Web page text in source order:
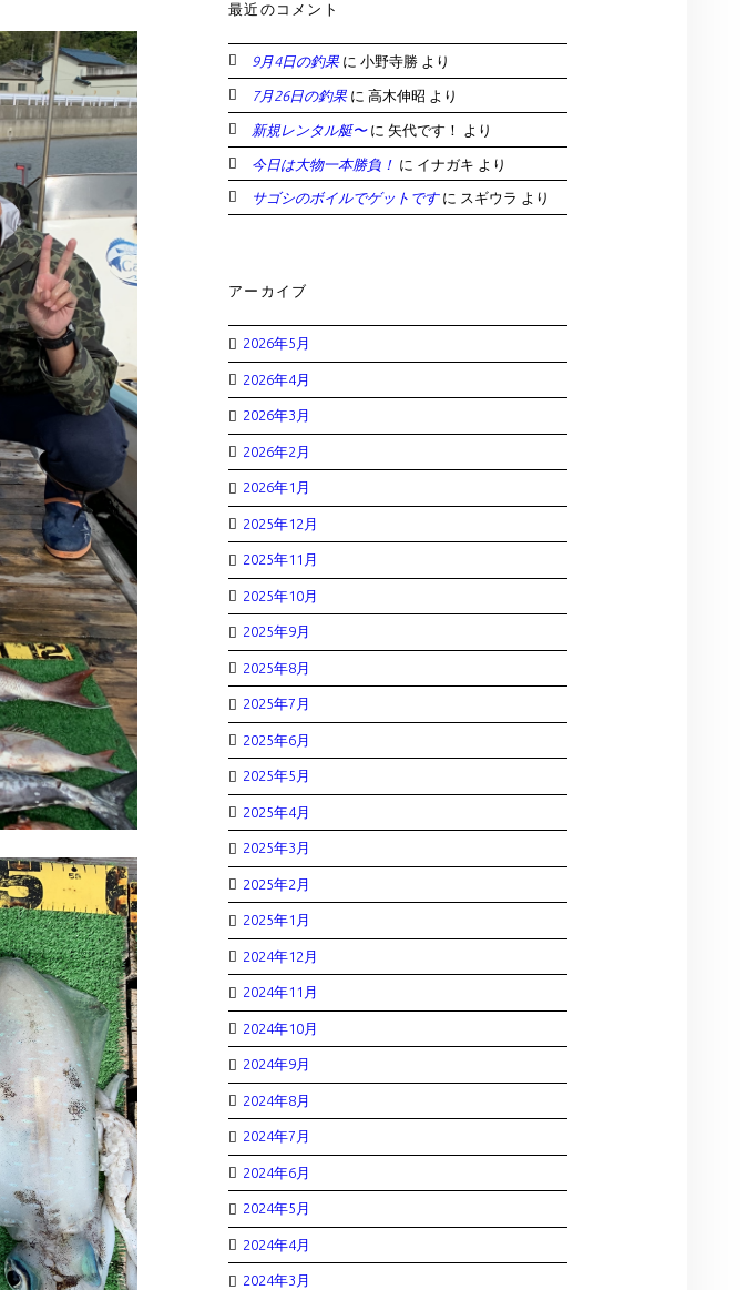
最近のコメント
9月4日の釣果に 小野寺勝より
7月26日の釣果に 高木伸昭 より
新規レンタル艇〜に 矢代です！ より
今日は大物一本勝負！ に イナガキ より
サゴシのボイルでゲットですに スギウラ より
アーカイブ
2026年5月
2026年4月
2026年3月
2026年2月
2026年1月
2025年12月
2025年11月
2025年10月
2025年9月
2025年8月
2025年7月
2025年6月
2025年5月
2025年4月
2025年3月
2025年2月
2025年1月
2024年12月
2024年11月
2024年10月
2024年9月
2024年8月
2024年7月
2024年6月
2024年5月
2024年4月
2024年3月